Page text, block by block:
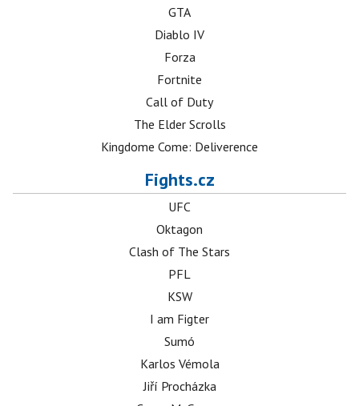
GTA
Diablo IV
Forza
Fortnite
Call of Duty
The Elder Scrolls
Kingdome Come: Deliverence
Fights.cz
UFC
Oktagon
Clash of The Stars
PFL
KSW
I am Figter
Sumó
Karlos Vémola
Jiří Procházka